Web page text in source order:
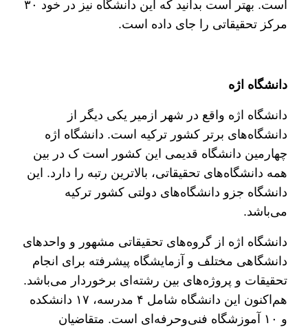
است. بهتر است بدانید که این دانشگاه نیز در خود ۳۰
مرکز تحقیقاتی را جای داده است.
دانشگاه اژه
دانشگاه اژه واقع در شهر ازمیر یکی دیگر از
دانشگاه‌های برتر کشور ترکیه است. دانشگاه اژه
چهارمین دانشگاه قدیمی این کشور است ک در بین
همه دانشگاه‌های تحقیقاتی، بالاترین رتبه را دارد. این
دانشگاه جزو دانشگاه‌های دولتی کشور ترکیه
می‌باشد.
دانشگاه اژه از گروه‌های تحقیقاتی مشهور و واحد‌های
دانشگاهی مختلف و آزمایشگاه پیشرفته برای انجام
تحقیقات و پروژه‌های بین رشته‌ای برخوردار می‌باشد.
هم‌اکنون این دانشگاه شامل ۴ مدرسه، ۱۷ دانشکده
و ۱۰ آموزشگاه فنی‌وحرفه‌ای است. متقاضیان